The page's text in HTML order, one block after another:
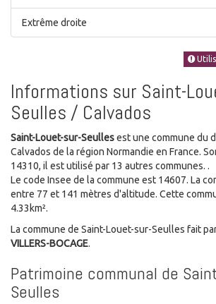
Extrême droite
Informations sur Saint-
Seulles / Calvados
Saint-Louet-sur-Seullesest une commune du
Calvados de la région Normandie en France.
14310, il est utilisé par 13 autres communes. .
Le code Insee de la commune est 14607. La
entre 77 et 141 mètres d'altitude. Cette
4.33km².
La commune de Saint-Louet-sur-Seulles fait
VILLERS-BOCAGE.
Patrimoine communal de
Seulles